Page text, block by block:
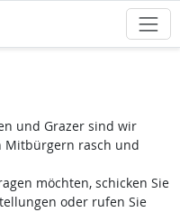
und Grazer sind wir
Mitbürgern rasch und
möchten, schicken Sie
oder rufen Sie